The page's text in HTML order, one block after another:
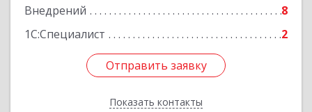
Внедрений
8
1С:Специалист
2
Отправить заявку
Показать контакты
Отправить заявку
Назад